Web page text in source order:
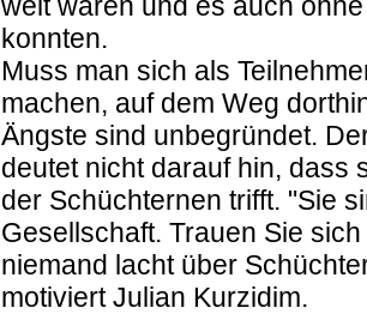
konnten.
Muss man sich als
machen, auf dem Weg
Ängste sind unbegründet.
deutet nicht darauf hin, dass
der Schüchternen trifft. "Sie
Gesellschaft. Trauen Sie
niemand lacht über
motiviert Julian Kurzidim.